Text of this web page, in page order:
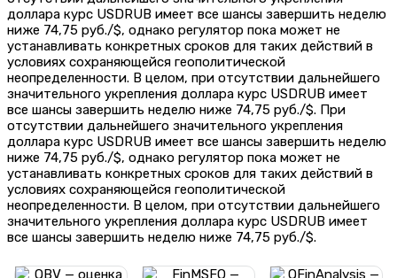
доллара курс USDRUB имеет все шансы завершить неделю
ниже 74,75 руб./$, однако регулятор пока может не
устанавливать конкретных сроков для таких действий в
условиях сохраняющейся геополитической
неопределенности. В целом, при отсутствии дальнейшего
значительного укрепления доллара курс USDRUB имеет
все шансы завершить неделю ниже 74,75 руб./$. При
отсутствии дальнейшего значительного укрепления
доллара курс USDRUB имеет все шансы завершить неделю
ниже 74,75 руб./$, однако регулятор пока может не
устанавливать конкретных сроков для таких действий в
условиях сохраняющейся геополитической
неопределенности. В целом, при отсутствии дальнейшего
значительного укрепления доллара курс USDRUB имеет
все шансы завершить неделю ниже 74,75 руб./$.